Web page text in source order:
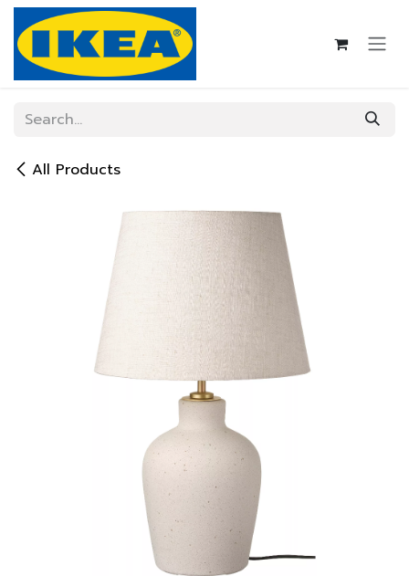
Skip to Content
All Products